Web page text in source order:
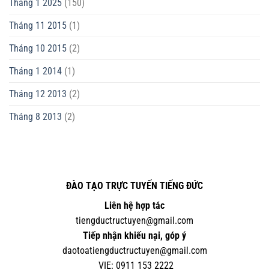
Tháng 1 2025 (150)
Tháng 11 2015 (1)
Tháng 10 2015 (2)
Tháng 1 2014 (1)
Tháng 12 2013 (2)
Tháng 8 2013 (2)
ĐÀO TẠO TRỰC TUYẾN TIẾNG ĐỨC
Liên hệ hợp tác
tiengductructuyen@gmail.com
Tiếp nhận khiếu nại, góp ý
daotoatiengductructuyen@gmail.com
VIE: 0911 153 2222